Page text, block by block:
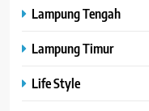
Lampung Tengah
Lampung Timur
Life Style